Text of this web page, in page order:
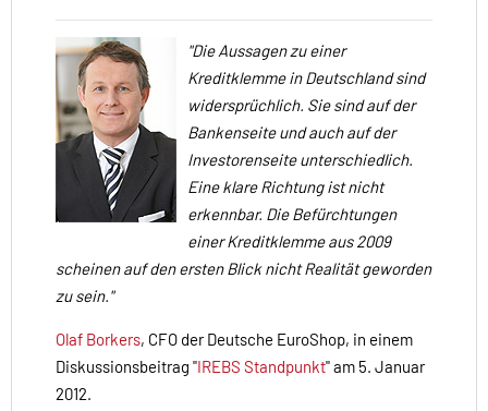
"Die Aussagen zu einer
Kreditklemme in Deutschland sind
widersprüchlich. Sie sind auf der
Bankenseite und auch auf der
Investorenseite unterschiedlich.
Eine klare Richtung ist nicht
erkennbar. Die Befürchtungen
einer Kreditklemme aus 2009
scheinen auf den ersten Blick nicht Realität geworden
zu sein."
Olaf Borkers, CFO der Deutsche EuroShop, in einem
Diskussionsbeitrag "IREBS Standpunkt" am 5. Januar
2012.